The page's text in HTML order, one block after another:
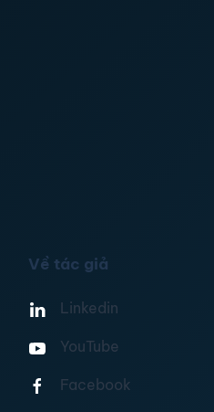
Về tác giả
Linkedin
YouTube
Facebook